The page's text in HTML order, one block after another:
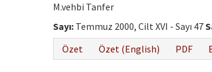
M.vehbi Tanfer
Sayı: Temmuz 2000, Cilt XVI - Sayı 47
Özet
Özet (English) PDF